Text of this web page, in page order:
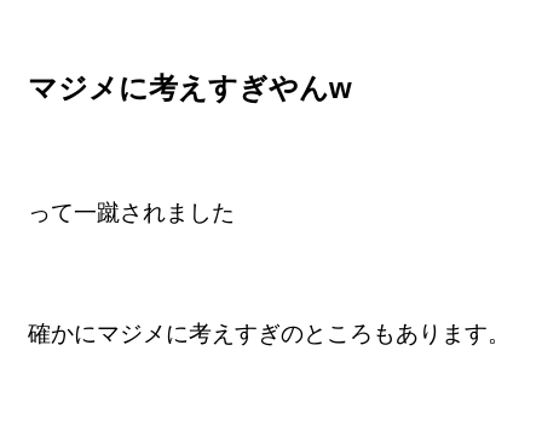
マジメに考えすぎやんw
って一蹴されました
確かにマジメに考えすぎのところもあります。